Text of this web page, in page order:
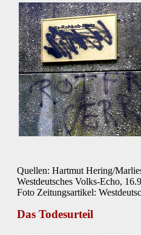
Quellen: Hartmut Hering/
Westdeutsches Volks-Echo,
Foto Zeitungsartikel:
Das Todesurteil